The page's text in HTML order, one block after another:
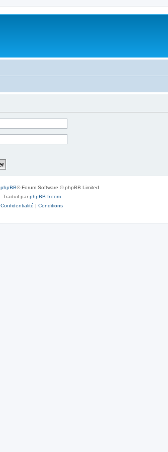
phpBB® Forum Software © phpBB Limited
Traduit parphpBB-fr.com
Confidentialité | Conditions